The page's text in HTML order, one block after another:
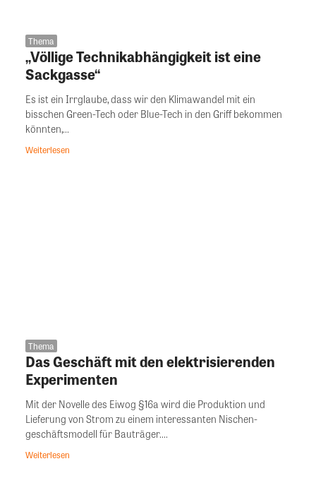
Thema
„Völlige Technikabhängigkeit ist eine
Sackgasse“
Es ist ein Irrglaube, dass wir den Klimawandel mit ein
bisschen Green-Tech oder Blue-Tech in den Griff bekommen
könnten,...
Weiterlesen
Thema
Das Geschäft mit den elektrisierenden
Experimenten
Mit der Novelle des Eiwog §16a wird die Produktion und
Lieferung von Strom zu einem interessanten Nischen-
geschäftsmodell für Bauträger....
Weiterlesen